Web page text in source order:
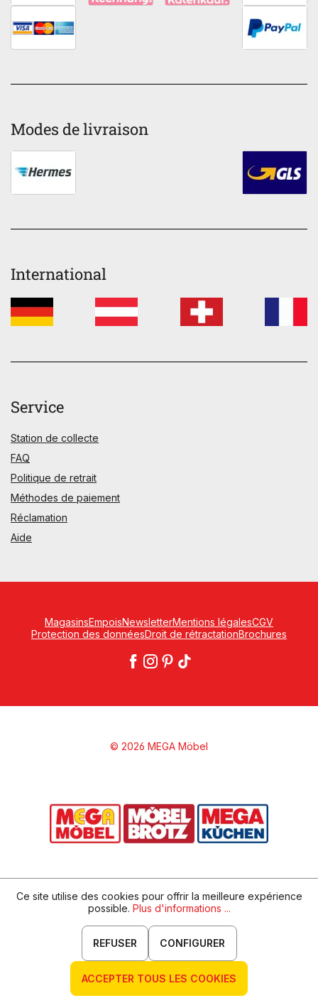
Modes de livraison
International
Service
Station de collecte
FAQ
Politique de retrait
Méthodes de paiement
Réclamation
Aide
MagasinsEmpoisNewsletterMentions légalesCGV
Protection des donnéesDroit de rétractationBrochures
© 2026 MEGA Möbel
Ce site utilise des cookies pour offrir la meilleure expérience
possible. Plus d'informations ...
REFUSER CONFIGURER
ACCEPTER TOUS LES COOKIES